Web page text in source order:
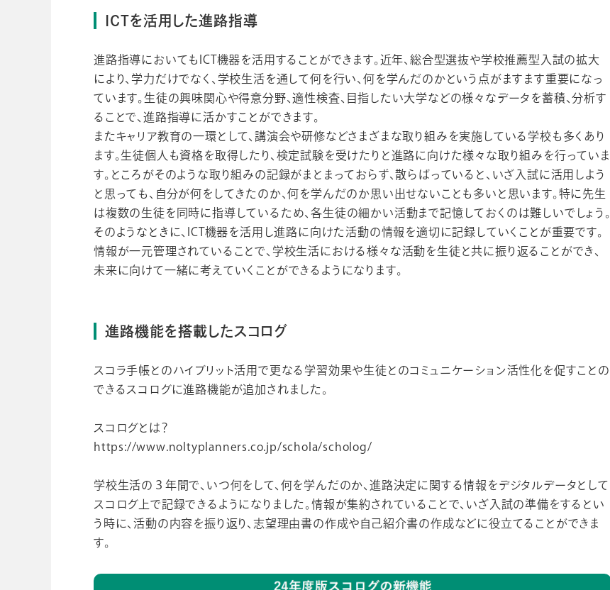
ICTを活用した進路指導
進路指導においてもICT機器を活用することができます。近年、総合型選抜や学校推薦型入試の拡大
により、学力だけでなく、学校生活を通して何を行い、何を学んだのかという点がますます重要になっ
ています。生徒の興味関心や得意分野、適性検査、目指したい大学などの様々なデータを蓄積、分析す
ることで、進路指導に活かすことができます。
またキャリア教育の一環として、講演会や研修などさまざまな取り組みを実施している学校も多くあり
ます。生徒個人も資格を取得したり、検定試験を受けたりと進路に向けた様々な取り組みを行っていま
す。ところがそのような取り組みの記録がまとまっておらず、散らばっていると、いざ入試に活用しよう
と思っても、自分が何をしてきたのか、何を学んだのか思い出せないことも多いと思います。特に先生
は複数の生徒を同時に指導しているため、各生徒の細かい活動まで記憶しておくのは難しいでしょう。
そのようなときに、ICT機器を活用し進路に向けた活動の情報を適切に記録していくことが重要です。
情報が一元管理されていることで、学校生活における様々な活動を生徒と共に振り返ることができ、
未来に向けて一緒に考えていくことができるようになります。
進路機能を搭載したスコログ
スコラ手帳とのハイブリット活用で更なる学習効果や生徒とのコミュニケーション活性化を促すことの
できるスコログに進路機能が追加されました。
スコログとは？
https://www.noltyplanners.co.jp/schola/scholog/
学校生活の３年間で、いつ何をして、何を学んだのか、進路決定に関する情報をデジタルデータとして
スコログ上で記録できるようになりました。情報が集約されていることで、いざ入試の準備をするとい
う時に、活動の内容を振り返り、志望理由書の作成や自己紹介書の作成などに役立てることができま
す。